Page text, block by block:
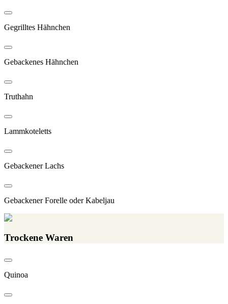
Gegrilltes Hähnchen
Gebackenes Hähnchen
Truthahn
Lammkoteletts
Gebackener Lachs
Gebackener Forelle oder Kabeljau
Trockene Waren
Quinoa